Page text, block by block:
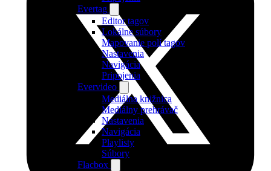
Evertag
Editor tagov
Lokálne súbory
Mapovanie polí tagov
Nastavenia
Navigácia
Pripojenia
Evervideo
Mediálna knižnica
Mediálny prehrávač
Nastavenia
Navigácia
Playlisty
Súbory
Flacbox